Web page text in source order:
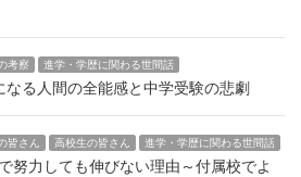
考察 進学・学歴に関わる世間話
る人間の全能感と中学受験の悲劇
皆さん 高校生の皆さん 進学・学歴に関わる世間話
努力しても伸びない理由～付属校でよ